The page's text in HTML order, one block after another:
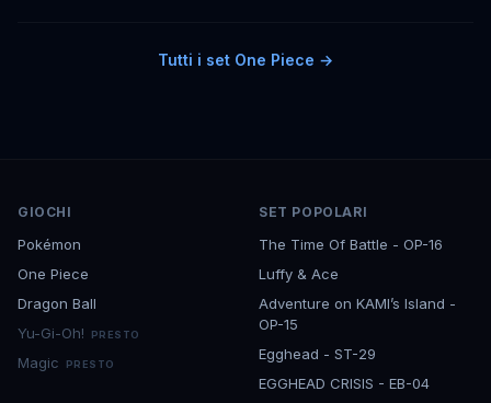
Tutti i set One Piece →
GIOCHI
Pokémon
One Piece
Dragon Ball
Yu-Gi-Oh!
PRESTO
Magic PRESTO
SET POPOLARI
The Time Of Battle - OP-16
Luffy & Ace
Adventure on KAMI’s Island -
OP-15
Egghead - ST-29
EGGHEAD CRISIS - EB-04